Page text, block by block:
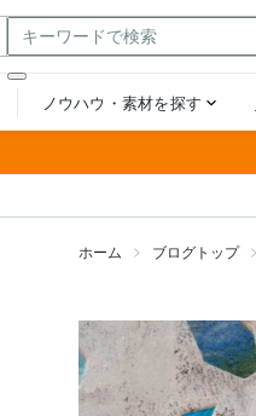
ホーム ブログトップ